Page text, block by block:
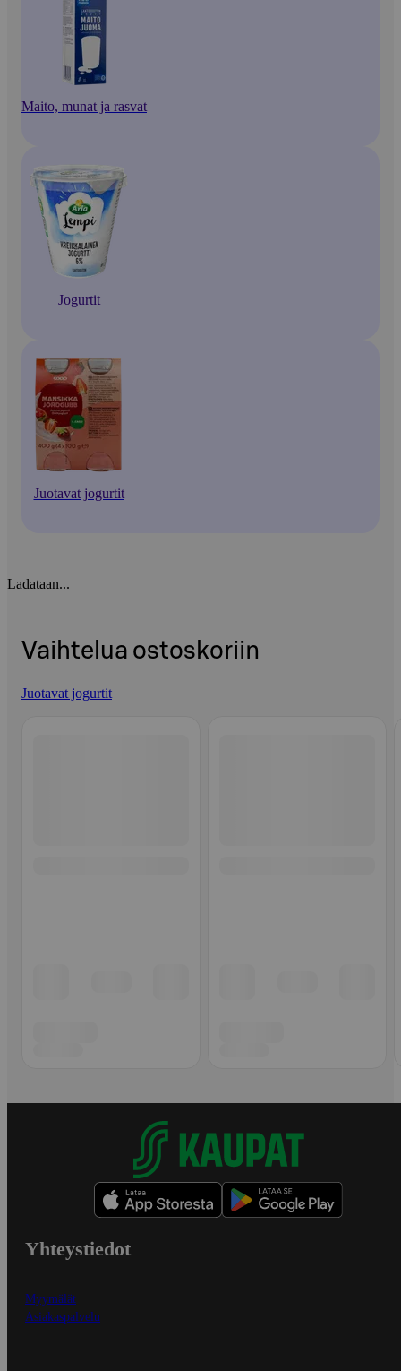
Maito, munat ja rasvat
Jogurtit
Juotavat jogurtit
Ladataan...
Vaihtelua ostoskoriin
Juotavat jogurtit
Yhteystiedot
Myymälät
Asiakaspalvelu